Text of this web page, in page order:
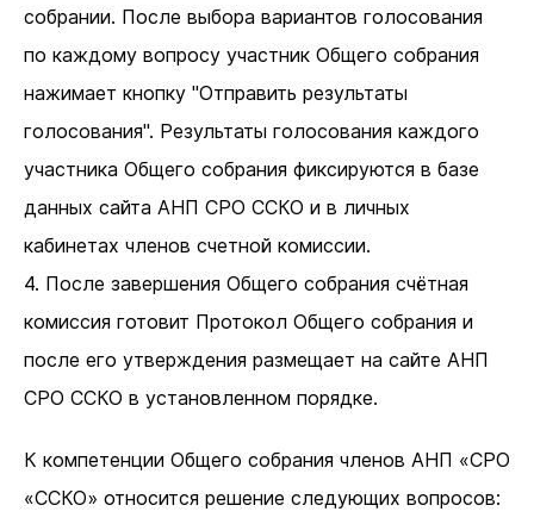
собрании. После выбора вариантов голосования
по каждому вопросу участник Общего собрания
нажимает кнопку "Отправить результаты
голосования". Результаты голосования каждого
участника Общего собрания фиксируются в базе
данных сайта АНП СРО ССКО и в личных
кабинетах членов счетной комиссии.
4. После завершения Общего собрания счётная
комиссия готовит Протокол Общего собрания и
после его утверждения размещает на сайте АНП
СРО ССКО в установленном порядке.
К компетенции Общего собрания членов АНП «СРО
«ССКО» относится решение следующих вопросов: